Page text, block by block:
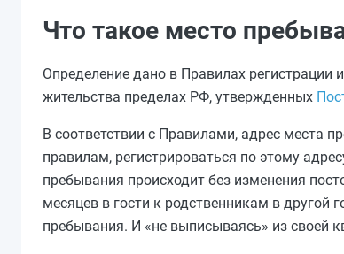
Что такое место
Определение дано в Правилах регистрации
жительства пределах РФ, утвержденных
В соответствии с Правилами, адрес места
правилам, регистрироваться по этому
пребывания происходит без изменения
месяцев в гости к родственникам в другой
пребывания. И «не выписываясь» из своей